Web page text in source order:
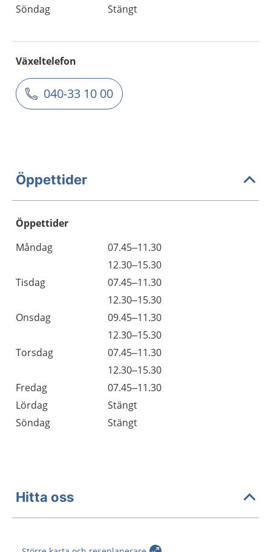
Söndag
Stängt
Växeltelefon
040-33 10 00
Öppettider
Öppettider
Dag
Öppettider
Kommentarer
Måndag
07.45–11.30
12.30–15.30
Tisdag
07.45–11.30
12.30–15.30
Onsdag
09.45–11.30
12.30–15.30
Torsdag
07.45–11.30
12.30–15.30
Fredag
07.45–11.30
Lördag
Stängt
Söndag
Stängt
Hitta oss